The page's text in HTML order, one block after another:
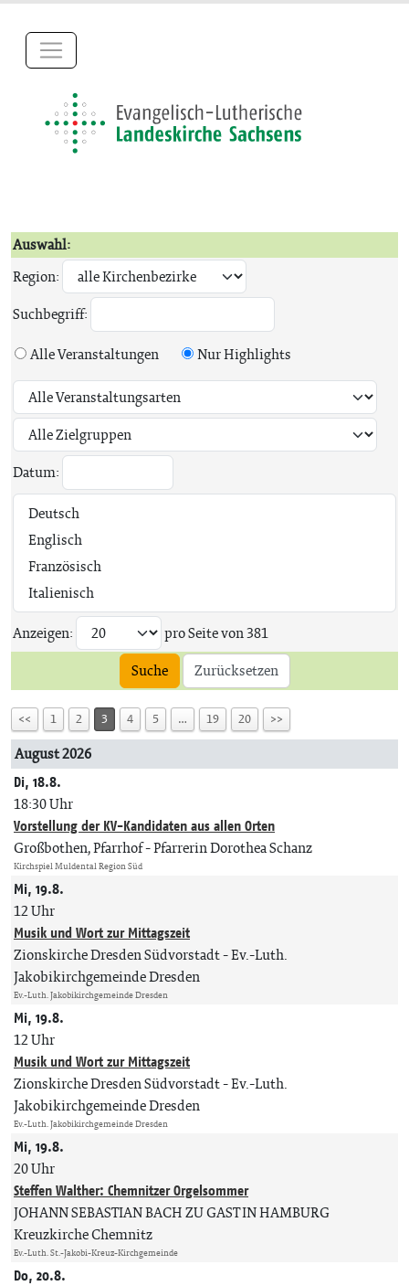
Auswahl:
Region:
Suchbegriff:
Alle Veranstaltungen Nur Highlights
Datum:
Anzeigen: pro Seite von381
Suche
Zurücksetzen
<< 1 2 3 4 5 … 19 20 >>
August 2026
Di, 18.8.
18:30 Uhr
Vorstellung der KV-Kandidaten aus allen Orten
Großbothen, Pfarrhof Pfarrerin Dorothea Schanz
Kirchspiel Muldental Region Süd
Mi, 19.8.
12 Uhr
Musik und Wort zur Mittagszeit
Zionskirche Dresden Südvorstadt Ev.-Luth.
Jakobikirchgemeinde Dresden
Ev.-Luth. Jakobikirchgemeinde Dresden
Mi, 19.8.
12 Uhr
Musik und Wort zur Mittagszeit
Zionskirche Dresden Südvorstadt Ev.-Luth.
Jakobikirchgemeinde Dresden
Ev.-Luth. Jakobikirchgemeinde Dresden
Mi, 19.8.
20 Uhr
Steffen Walther: Chemnitzer Orgelsommer
JOHANN SEBASTIAN BACH ZU GAST IN HAMBURG
Kreuzkirche Chemnitz
Ev.-Luth. St.-Jakobi-Kreuz-Kirchgemeinde
Do, 20.8.